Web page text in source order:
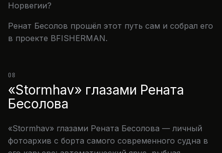
Норвегии?
Ренат Бесолов прошёл этот путь сам и собрал его
в проекте BFISHERMAN.
08
«Stormhav» глазами Рената
Бесолова
«Stormhav» глазами Рената Бесолова — личный
фотоархив с борта самого современного судна в